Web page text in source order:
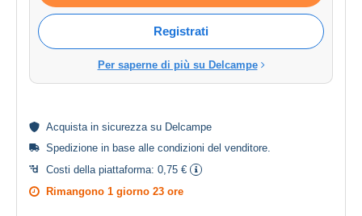
Registrati
Per saperne di più su Delcampe
Acquista in sicurezza su Delcampe
Spedizione in base alle condizioni del venditore
Costi della piattaforma: 0,75 €
Rimangono 1 giorno 23 ore